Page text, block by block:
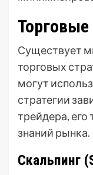
Торговые
Существует
торговых
могут
стратегии
трейдера, его
знаний рынка.
Скальпинг